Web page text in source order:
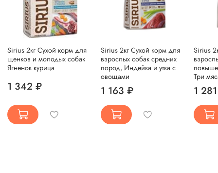
Sirius 2кг Сухой корм для
щенков и молодых собак
Ягненок курица
1 342 ₽
Sirius 2кг Сухой корм для
взрослых собак средних
пород, Индейка и утка с
овощами
1 163 ₽
Sirius
Три
1